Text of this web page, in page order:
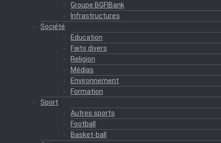
Groupe BGFIBank
Infrastructures
Société
Education
Faits divers
Religion
Médias
Environnement
Formation
Sport
Autres sports
Football
Basket-ball